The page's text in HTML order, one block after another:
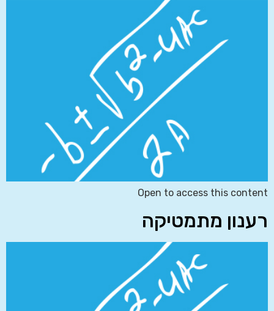
Open to access this content
רענון מתמטיקה